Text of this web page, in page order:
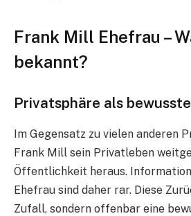
Frank Mill Ehefrau –
bekannt?
Privatsphäre als
Im Gegensatz zu vielen anderen
Frank Mill sein Privatleben
Öffentlichkeit heraus.
Ehefrau sind daher rar. Diese
Zufall, sondern offenbar eine